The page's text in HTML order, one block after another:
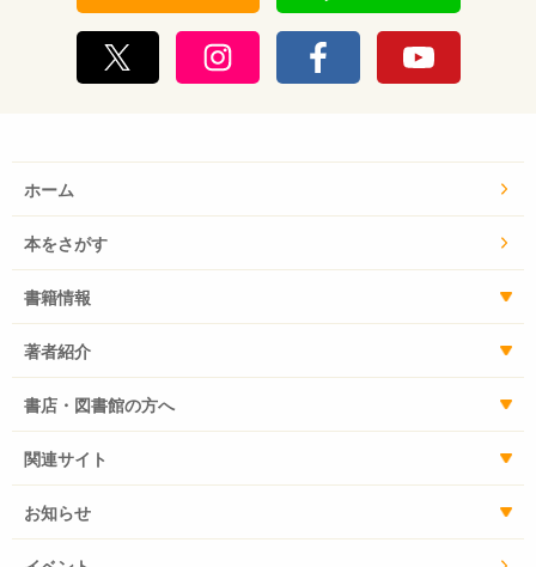
ホーム
本をさがす
書籍情報
著者紹介
書店・図書館の方へ
関連サイト
お知らせ